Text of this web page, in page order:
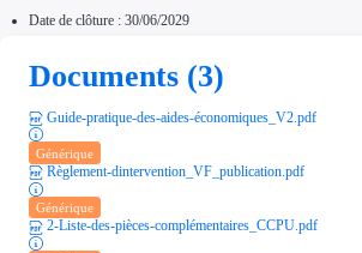
Date de clôture : 30/06/2029
Documents (3)
Guide-pratique-des-aides-économiques_V2.pdf
Générique
Règlement-dintervention_VF_publication.pdf
Générique
2-Liste-des-pièces-complémentaires_CCPU.pdf